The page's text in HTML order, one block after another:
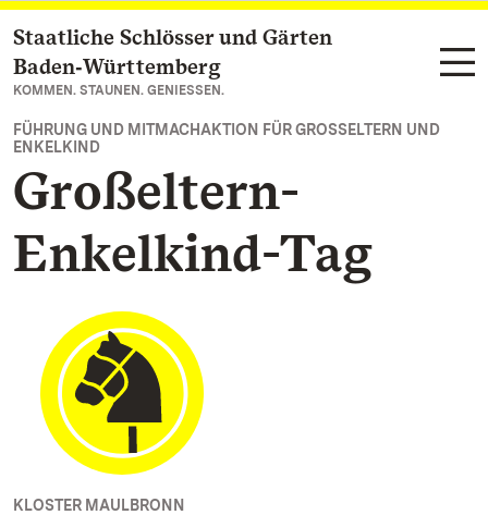
Zum Hauptinhalt springen
Staatliche Schlösser und Gärten
Baden‑Württemberg
KOMMEN. STAUNEN. GENIESSEN.
FÜHRUNG UND MITMACHAKTION FÜR GROSSELTERN UND E
NKELKIND
Großeltern-
Enkelkind-Tag
KLOSTER MAULBRONN